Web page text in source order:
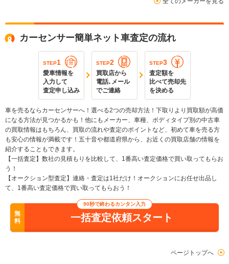
カーセンサー簡単ネット車査定の流れ
STEP1
愛車情報を
入力して
査定申し込み
STEP2
買取店から
電話､メール
でご連絡
STEP3
査定額を
比べて売却先
を決める
車を売るならカーセンサーへ！選べる2つの売却方法！下取りより買取額が高価
になる方法が見つかるかも！他にもメーカー、車種、ボディタイプ別の中古車
の買取情報はもちろん、買取の流れや査定のポイントなど、初めて車を売る方
も安心の情報が満載です！五十音や都道府県から、お近くの買取店舗の情報を
紹介することもできます。
【一括査定】数社の見積もりを比較して、1番高い査定価格で買い取ってもらお
う！
【オークション型査定】連絡・査定は1社だけ！オークションにお任せ出品し
て、1番高い査定価格で買い取ってもらおう！
無
料
90秒で終わるカンタン入力
一括査定依頼スタート
ページトップへ